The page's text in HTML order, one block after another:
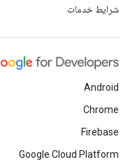
شرایط خدمات
Android
Chrome
Firebase
Google Cloud Platform